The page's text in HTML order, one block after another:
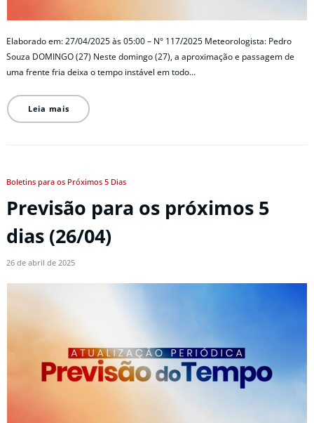
Elaborado em: 27/04/2025 às 05:00 – N° 117/2025 Meteorologista: Pedro
Souza DOMINGO (27) Neste domingo (27), a aproximação e passagem de
uma frente fria deixa o tempo instável em todo…
Leia mais
Boletins para os Próximos 5 Dias
Previsão para os próximos 5
dias (26/04)
26 de abril de 2025